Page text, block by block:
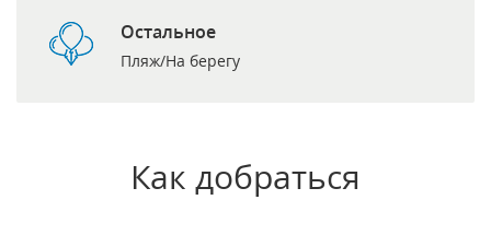
Остальное
Пляж/На берегу
Как добраться